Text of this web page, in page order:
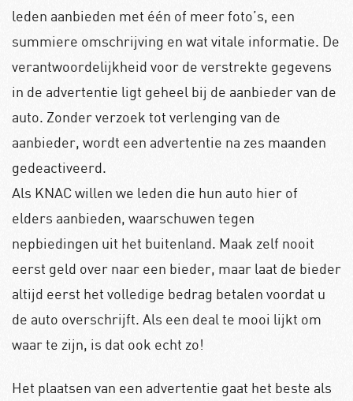
leden aanbieden met één of meer foto’s, een
summiere omschrijving en wat vitale informatie. De
verantwoordelijkheid voor de verstrekte gegevens
in de advertentie ligt geheel bij de aanbieder van de
auto. Zonder verzoek tot verlenging van de
aanbieder, wordt een advertentie na zes maanden
gedeactiveerd.
Als KNAC willen we leden die hun auto hier of
elders aanbieden, waarschuwen tegen
nepbiedingen uit het buitenland. Maak zelf nooit
eerst geld over naar een bieder, maar laat de bieder
altijd eerst het volledige bedrag betalen voordat u
de auto overschrijft. Als een deal te mooi lijkt om
waar te zijn, is dat ook echt zo!
Het plaatsen van een advertentie gaat het beste als